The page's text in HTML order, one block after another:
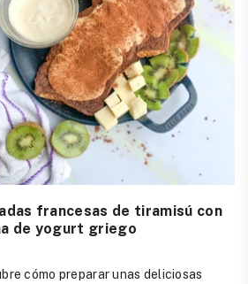
francesas de tiramisú con
de yogurt griego
cómo preparar unas deliciosas